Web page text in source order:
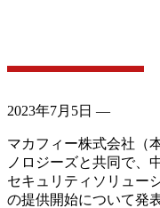
2023年7月5日 —
マカフィー株式会社（
ノロジーズと共同で、
セキュリティソリュー
の提供開始について発